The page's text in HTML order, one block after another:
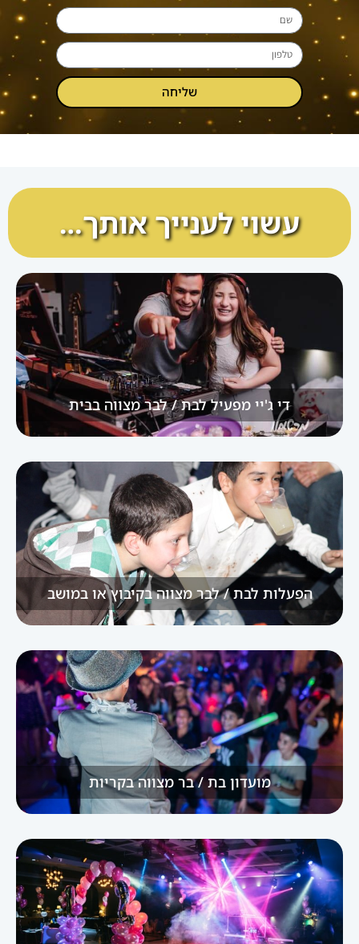
שליחה
עשוי לענייך אותך…
די ג'יי מפעיל לבת / לבר מצווה בבית
הפעלות לבת / לבר מצווה בקיבוץ או במושב
מועדון בת / בר מצווה בקריות